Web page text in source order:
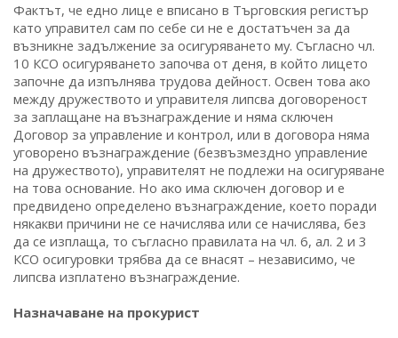
Фактът, че едно лице е вписано в Търговския регистър
като управител сам по себе си не е достатъчен за да
възникне задължение за осигуряването му. Съгласно чл.
10 КСО осигуряването започва от деня, в който лицето
започне да изпълнява трудова дейност. Освен това ако
между дружеството и управителя липсва договореност
за заплащане на възнаграждение и няма сключен
Договор за управление и контрол, или в договора няма
уговорено възнаграждение (безвъзмездно управление
на дружеството), управителят не подлежи на осигуряване
на това основание. Но ако има сключен договор и е
предвидено определено възнаграждение, което поради
някакви причини не се начислява или се начислява, без
да се изплаща, то съгласно правилата на чл. 6, ал. 2 и 3
КСО осигуровки трябва да се внасят – независимо, че
липсва изплатено възнаграждение.
Назначаване на прокурист